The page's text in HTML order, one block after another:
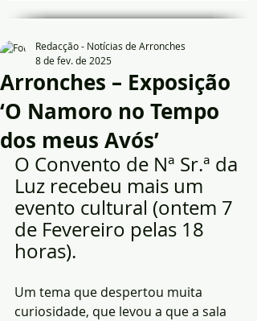
Arronches – Exposição
‘O Namoro no Tempo
dos meus Avós’
Redacção - Notícias de Arronches
8 de fev. de 2025
O Convento de Nª Sr.ª da
Luz recebeu mais um
evento cultural (ontem 7
de Fevereiro pelas 18
horas).
Um tema que despertou muita
curiosidade, que levou a que a sala